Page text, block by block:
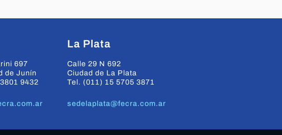
697
de Junín
9432
La Plata
Calle 29 N 692
Ciudad de La Plata
Tel. (011) 15 5705 3871
sedelaplata@fecra.com.ar